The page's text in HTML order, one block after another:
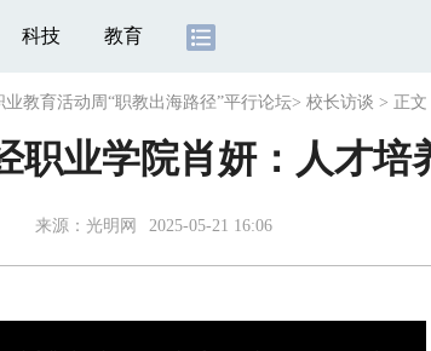
科技 教育
教育活动周“职教出海路径”平行论坛> 校长访谈 > 正文
职业学院肖妍：人才培
来源：光明网 2025-05-21 16:06